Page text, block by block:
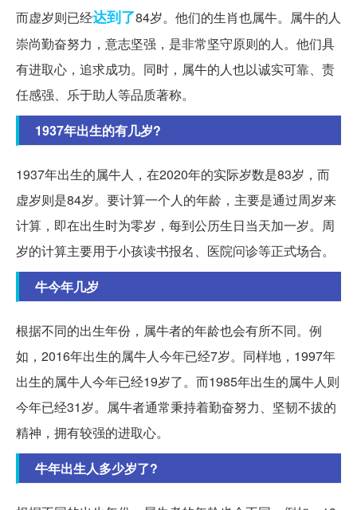
而虚岁则已经达到了84岁。他们的生肖也属牛。属牛的人
崇尚勤奋努力，意志坚强，是非常坚守原则的人。他们具
有进取心，追求成功。同时，属牛的人也以诚实可靠、责
任感强、乐于助人等品质著称。
1937年出生的有几岁?
1937年出生的属牛人，在2020年的实际岁数是83岁，而
虚岁则是84岁。要计算一个人的年龄，主要是通过周岁来
计算，即在出生时为零岁，每到公历生日当天加一岁。周
岁的计算主要用于小孩读书报名、医院问诊等正式场合。
牛今年几岁
根据不同的出生年份，属牛者的年龄也会有所不同。例
如，2016年出生的属牛人今年已经7岁。同样地，1997年
出生的属牛人今年已经19岁了。而1985年出生的属牛人则
今年已经31岁。属牛者通常秉持着勤奋努力、坚韧不拔的
精神，拥有较强的进取心。
牛年出生人多少岁了?